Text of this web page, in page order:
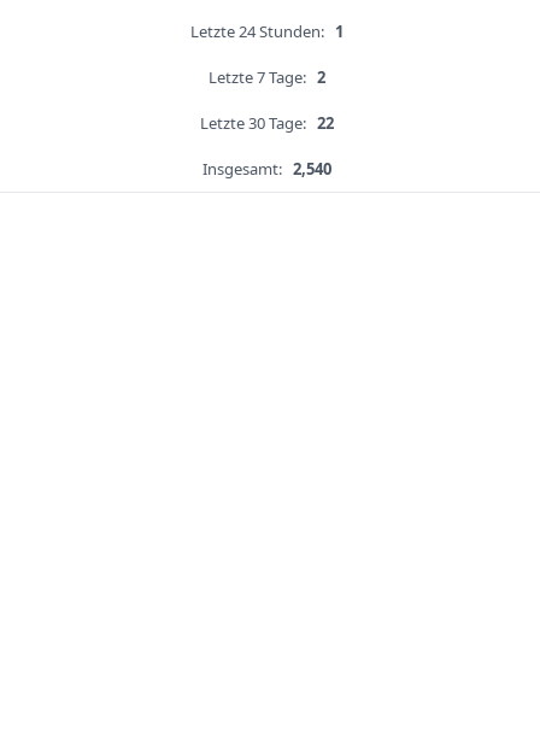
Letzte 24 Stunden: 1
Letzte 7 Tage: 2
Letzte 30 Tage: 22
Insgesamt: 2,540